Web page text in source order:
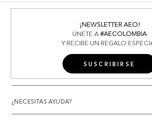
¡NEWSLETTER AEO!
ÚNETE A#AECOLOMBIA
Y RECIBE UN REGALO
SUSCRIBIRSE
¿NECESITAS AYUDA?